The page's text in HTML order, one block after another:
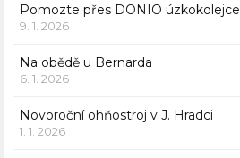
Pomozte přes DONIO úzkokolejce
9. 1. 2026
Na obědě u Bernarda
6. 1. 2026
Novoroční ohňostroj v J. Hradci
1. 1. 2026